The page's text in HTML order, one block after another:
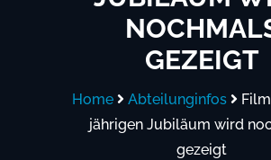
GEZEIGT
Home Abteilunginfos
jährigen Jubiläum wird
gezeigt